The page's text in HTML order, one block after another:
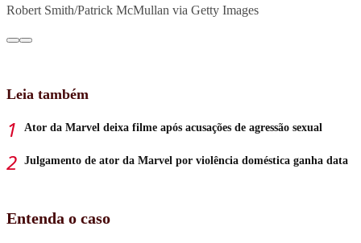
Robert Smith/Patrick McMullan via Getty Images
Leia também
Ator da Marvel deixa filme após acusações de agressão sexual
Julgamento de ator da Marvel por violência doméstica ganha data
Entenda o caso